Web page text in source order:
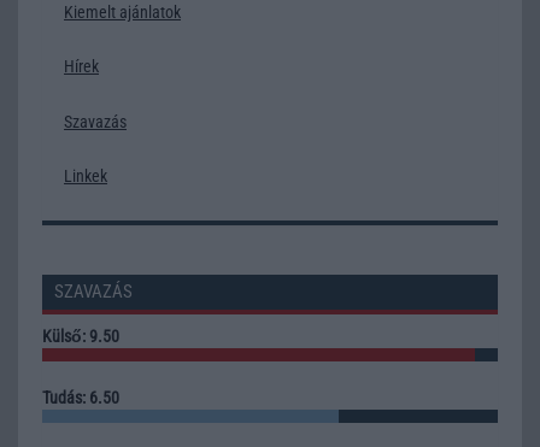
Kiemelt ajánlatok
Hírek
Szavazás
Linkek
SZAVAZÁS
Külső: 9.50
Tudás: 6.50